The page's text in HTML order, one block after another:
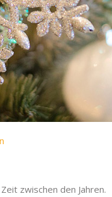
zwischen den Jahren.